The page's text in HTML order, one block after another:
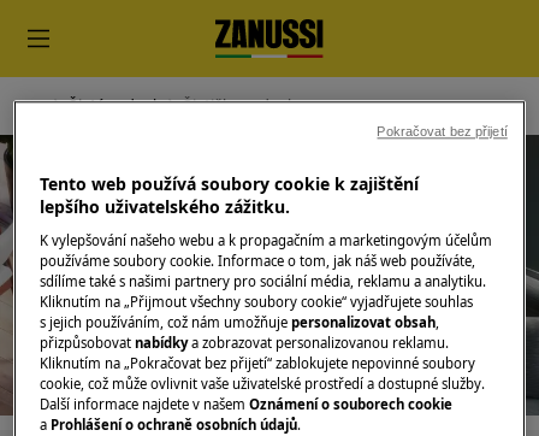
Čistý vzduch Čističky vzduchu
Podpora pro Čističky vzduchu
Tento web používá soubory cookie k zajištění
lepšího uživatelského zážitku.
K vylepšování našeho webu a k propagačním a marketingovým účelům
používáme soubory cookie. Informace o tom, jak náš web používáte,
sdílíme také s našimi partnery pro sociální média, reklamu a analytiku.
Kliknutím na „Přijmout všechny soubory cookie“ vyjadřujete souhlas
s jejich používáním, což nám umožňujepersonalizovat obsah,
přizpůsobovatnabídkya zobrazovat personalizovanou reklamu.
Kliknutím na „Pokračovat bez přijetí“ zablokujete nepovinné soubory
cookie, což může ovlivnit vaše uživatelské prostředí a dostupné služby.
Další informace najdete v našemOznámení o souborech cookie
a Prohlášení o ochraně osobních údajů.
Pokračovat bez přijetí